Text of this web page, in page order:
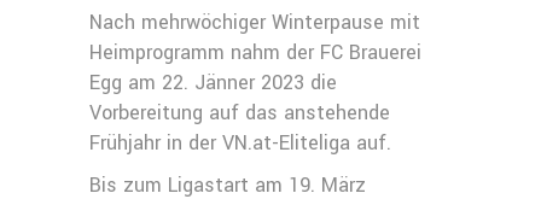
Nach mehrwöchiger Winterpause mit
Heimprogramm nahm der FC Brauerei
Egg am 22. Jänner 2023 die
Vorbereitung auf das anstehende
Frühjahr in der VN.at-Eliteliga auf.
Bis zum Ligastart am 19. März